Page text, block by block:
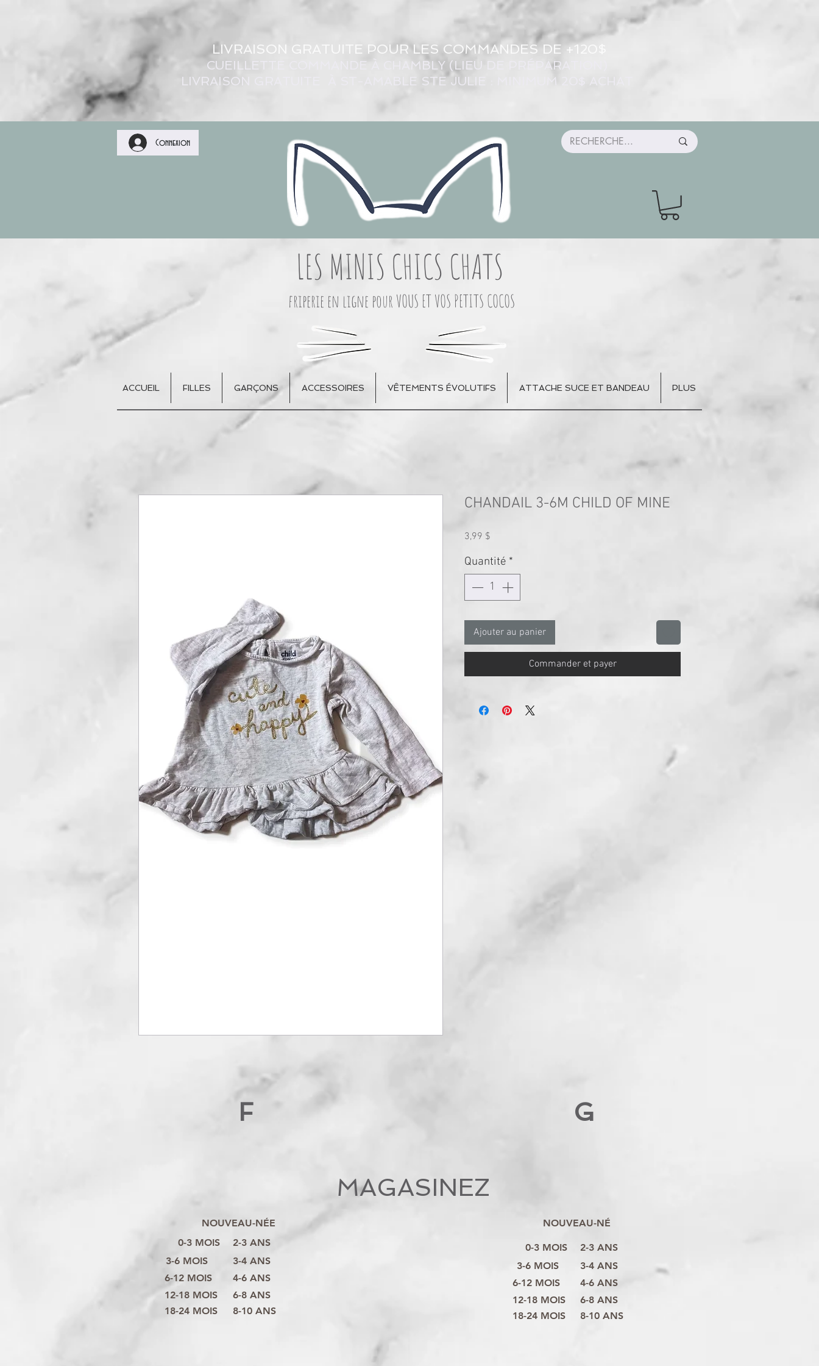
LIVRAISON GRATUITE POUR LES COMMANDES DE +120$
CUEILLETTE COMMANDE À CHAMBLY (LIEU DE PRÉPARATION)
LIVRAISON GRATUITE À ST-AMABLE STE JULIE : MINIMUM 20$ ACHAT
Connexion
LES MINIS CHICS CHATS
friperie en ligne pour VOUS ET VOS PETITS COCOS
ACCUEIL FILLES GARÇONS ACCESSOIRES VÊTEMENTS ÉVOLUTIFS ATTACHE SUCE ET BANDEAU PLUS
CHANDAIL 3-6M CHILD OF MINE
3,99 $
Quantité *
Ajouter au panier
Commander et payer
F
8-10 ANS
6-8 ANS
4-6 ANS
3-4 ANS
2-3 ANS
NOUVEAU-NÉE
0-3 MOIS
6-12 MOIS
12-18 MOIS
18-24 MOIS
3-6 MOIS
MAGASINEZ
G
NOUVEAU-NÉ
0-3 MOIS
6-12 MOIS
12-18 MOIS
18-24 MOIS
3-6 MOIS
8-10 ANS
6-8 ANS
4-6 ANS
3-4 ANS
2-3 ANS